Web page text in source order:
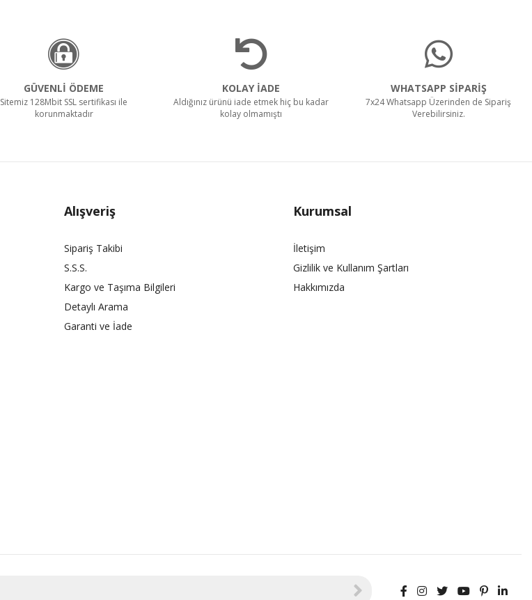
GÜVENLİ ÖDEME
Sitemiz 128Mbit SSL sertifikası ile
korunmaktadır
KOLAY İADE
Aldığınız ürünü iade etmek hiç bu kadar
kolay olmamıştı
WHATSAPP SİPARİŞ
7x24 Whatsapp Üzerinden de Sipariş
Verebilirsiniz.
Alışveriş
Sipariş Takibi
S.S.S.
Kargo ve Taşıma Bilgileri
Detaylı Arama
Garanti ve İade
Kurumsal
İletişim
Gizlilik ve Kullanım Şartları
Hakkımızda